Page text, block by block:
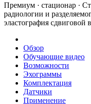
Премиум · стационар ·
радиологии и
эластография сдвиговой
Обзор
Обучающие видео
Возможности
Эхограммы
Комплектация
Датчики
Применение